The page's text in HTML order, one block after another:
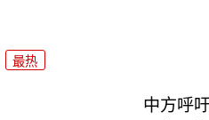
最热
中方呼